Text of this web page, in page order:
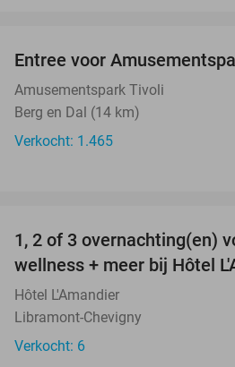
Entree voor
Amusementspark Tivoli
Berg en Dal (14 km)
Verkocht: 1.465
TODAY
1, 2 of 3 overnachting(en)
wellness + meer bij Hôtel
Hôtel L'Amandier
Libramont-Chevigny
Verkocht: 6